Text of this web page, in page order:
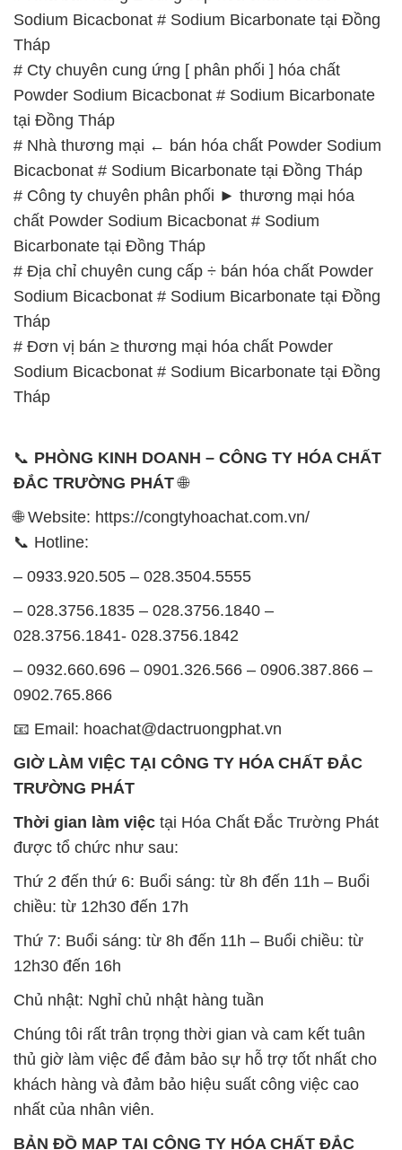
tại Đồng Tháp
# Nhà thương mại ← bán hóa chất Powder Sodium
Bicacbonat # Sodium Bicarbonate tại Đồng Tháp
# Công ty chuyên phân phối ► thương mại hóa
chất Powder Sodium Bicacbonat # Sodium
Bicarbonate tại Đồng Tháp
# Địa chỉ chuyên cung cấp ÷ bán hóa chất Powder
Sodium Bicacbonat # Sodium Bicarbonate tại Đồng
Tháp
# Đơn vị bán ≥ thương mại hóa chất Powder
Sodium Bicacbonat # Sodium Bicarbonate tại Đồng
Tháp
📞PHÒNG KINH DOANH – CÔNG TY HÓA CHẤT
ĐẮC TRƯỜNG PHÁT🌐
🌐 Website: https://congtyhoachat.com.vn/
– 0933.920.505 – 028.3504.5555
028.3756.1841- 028.3756.1842
0902.765.866
📧 Email: hoachat@dactruongphat.vn
TRƯỜNG PHÁT
được tổ chức như sau:
Thứ 2 đến thứ 6: Buổi sáng: từ 8h đến 11h – Buổi
chiều: từ 12h30 đến 17h
Thứ 7: Buổi sáng: từ 8h đến 11h – Buổi chiều: từ
12h30 đến 16h
Chủ nhật: Nghỉ chủ nhật hàng tuần
thủ giờ làm việc để đảm bảo sự hỗ trợ tốt nhất cho
khách hàng và đảm bảo hiệu suất công việc cao
nhất của nhân viên.
BẢN ĐỒ MAP TẠI CÔNG TY HÓA CHẤT ĐẮC
TRƯỜNG PHÁT
ĐỊA CHỈ: 1229C Quốc lộ 1A, Phường Bình Trị
Đông B, Quận Bình Tân, Sài Gòn TP. Hồ Chí
Minh